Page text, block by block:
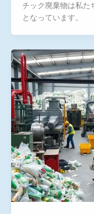
チック廃棄物は私た
となっています。